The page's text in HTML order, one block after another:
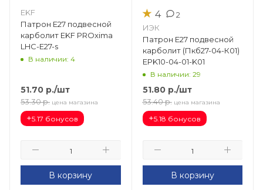
EKF
Патрон Е27 подвесной
карболит EKF PROxima
LHC-E27-s
В наличии: 4
51.70 р./шт
53.30 р. цена магазина
+5.17 бонусов
В корзину
★ 4 2
ИЭК
Патрон Е27 подвесной
карболит (Пкб27-04-К01)
EPK10-04-01-K01
В наличии: 29
51.80р./шт
53.40 р. цена магазина
+5.18 бонусов
В корзину